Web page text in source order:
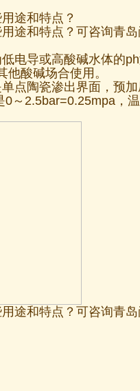
途和特点？
途和特点？可咨询青
电导或高酸碱水体的
酸碱场合使用。
点陶瓷渗出界面，预
～2.5bar=0.25mpa，
途和特点？可咨询青